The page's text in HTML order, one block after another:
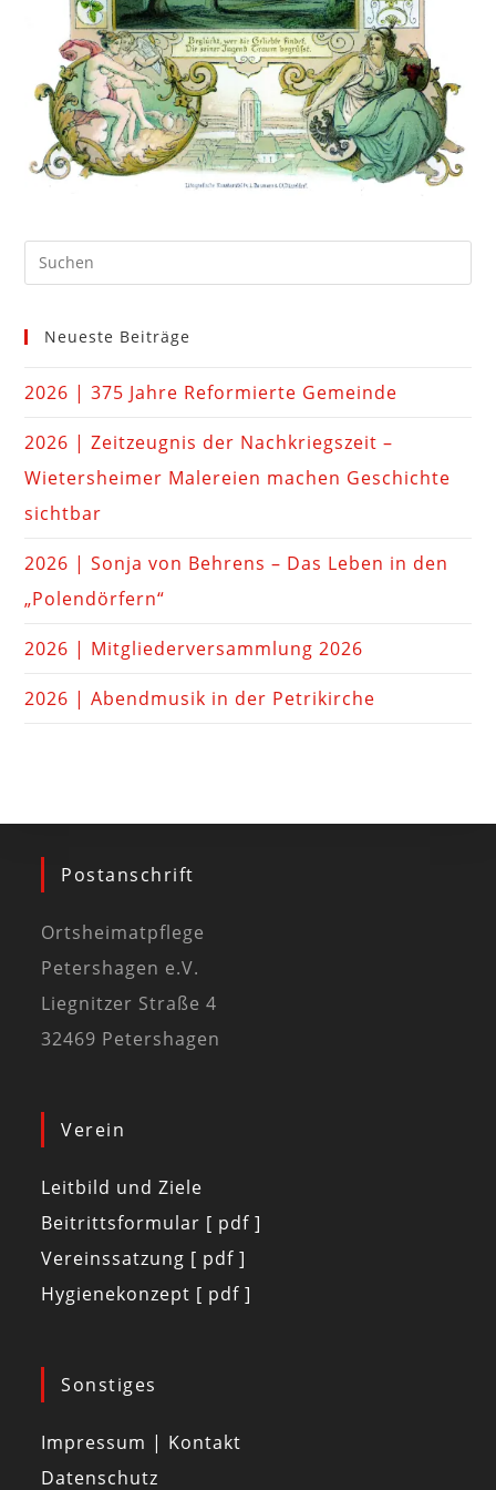
Neueste Beiträge
2026 | 375 Jahre Reformierte Gemeinde
2026 | Zeitzeugnis der Nachkriegszeit –
Wietersheimer Malereien machen Geschichte
sichtbar
2026 | Sonja von Behrens – Das Leben in den
„Polendörfern“
2026 | Mitgliederversammlung 2026
2026 | Abendmusik in der Petrikirche
Postanschrift
Ortsheimatpflege
Petershagen e.V.
Liegnitzer Straße 4
32469 Petershagen
Verein
Leitbild und Ziele
Beitrittsformular [ pdf ]
Vereinssatzung [ pdf ]
Hygienekonzept [ pdf ]
Sonstiges
Impressum | Kontakt
Datenschutz